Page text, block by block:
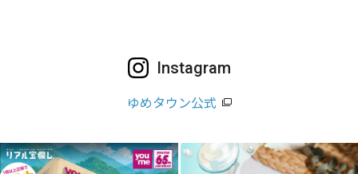
Instagram
ゆめタウン公式